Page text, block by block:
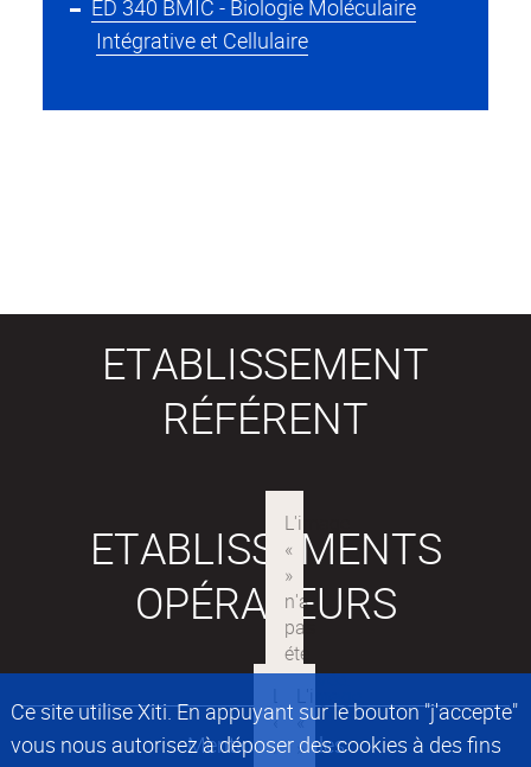
Ce site utilise Xiti. En appuyant sur le bouton "j'accepte"
vous nous autorisez à déposer des cookies à des fins
ED 340 BMIC - Biologie Moléculaire
Intégrative et Cellulaire
ETABLISSEMENT
RÉFÉRENT
ETABLISSEMENTS
OPÉRATEURS
Mentions légales